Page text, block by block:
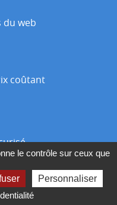
du web
coûtant
le contrôle sur ceux que
Personnaliser